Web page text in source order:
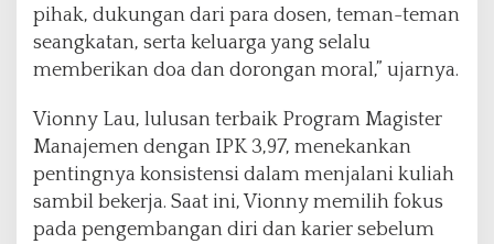
pihak, dukungan dari para dosen, teman-teman
seangkatan, serta keluarga yang selalu
memberikan doa dan dorongan moral,” ujarnya.
Vionny Lau, lulusan terbaik Program Magister
Manajemen dengan IPK 3,97, menekankan
pentingnya konsistensi dalam menjalani kuliah
sambil bekerja. Saat ini, Vionny memilih fokus
pada pengembangan diri dan karier sebelum